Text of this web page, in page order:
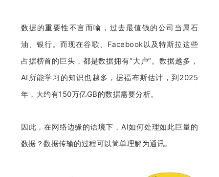
数据的重要性不言而喻，过去最值钱的公司当属石
油、银行。而现在谷歌、Facebook以及特斯拉这些
占据榜首的巨头，都是数据拥有“大户”。数据越多，
AI所能学习的知识也越多，据福布斯估计，到2025
年，大约有150万亿GB的数据需要分析。
因此，在网络边缘的语境下，AI如何处理如此巨量的
数据？数据传输的过程可以简单理解为通讯。